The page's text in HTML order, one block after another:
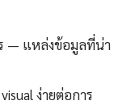
— แหล่งข้อมูลที่น่า
ง่ายต่อการ